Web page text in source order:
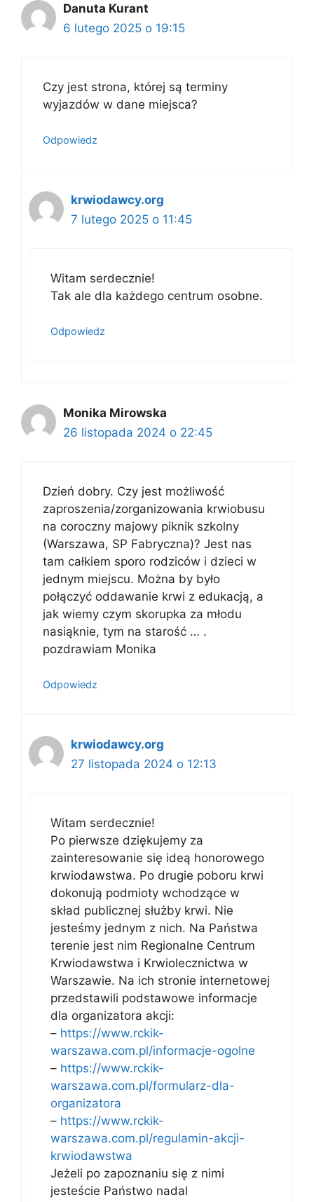
Danuta Kurant
6 lutego 2025 o 19:15
Czy jest strona, której są terminy
wyjazdów w dane miejsca?
Odpowiedz
krwiodawcy.org
7 lutego 2025 o 11:45
Witam serdecznie!
Tak ale dla każdego centrum osobne.
Odpowiedz
Monika Mirowska
26 listopada 2024 o 22:45
Dzień dobry. Czy jest możliwość
zaproszenia/zorganizowania krwiobusu
na coroczny majowy piknik szkolny
(Warszawa, SP Fabryczna)? Jest nas
tam całkiem sporo rodziców i dzieci w
jednym miejscu. Można by było
połączyć oddawanie krwi z edukacją, a
jak wiemy czym skorupka za młodu
nasiąknie, tym na starość … .
pozdrawiam Monika
Odpowiedz
krwiodawcy.org
27 listopada 2024 o 12:13
Witam serdecznie!
Po pierwsze dziękujemy za
zainteresowanie się ideą honorowego
krwiodawstwa. Po drugie poboru krwi
dokonują podmioty wchodzące w
skład publicznej służby krwi. Nie
jesteśmy jednym z nich. Na Państwa
terenie jest nim Regionalne Centrum
Krwiodawstwa i Krwiolecznictwa w
Warszawie. Na ich stronie internetowej
przedstawili podstawowe informacje
dla organizatora akcji:
– https://www.rckik-
warszawa.com.pl/informacje-ogolne
– https://www.rckik-
warszawa.com.pl/formularz-dla-
organizatora
– https://www.rckik-
warszawa.com.pl/regulamin-akcji-
krwiodawstwa
Jeżeli po zapoznaniu się z nimi
jesteście Państwo nadal